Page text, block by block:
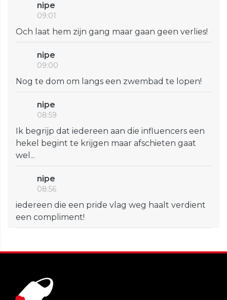
nipe
09:01
Och laat hem zijn gang maar gaan geen verlies!
nipe
09:00
Nog te dom om langs een zwembad te lopen!
nipe
08:59
Ik begrijp dat iedereen aan die influencers een
hekel begint te krijgen maar afschieten gaat
wel...
nipe
08:56
iedereen die een pride vlag weg haalt verdient
een compliment!